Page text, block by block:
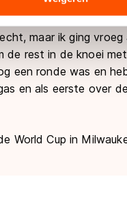
EU, zoals de VS, waar
geldt
te klikken, stemt u in
informatie vindt u in ons
“Het voelde
maar ik ging vroeg
de rest in de knoei
een ronde was en
en als eerste over
World Cup in